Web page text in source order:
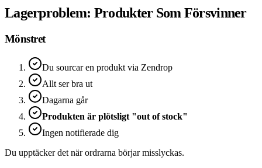
Lagerproblem: Produkter Som Försvinner
Mönstret
Du sourcar en produkt via Zendrop
Allt ser bra ut
Dagarna går
Produkten är plötsligt "out of stock"
Ingen notifierade dig
Du upptäcker det när ordrarna börjar misslyckas.